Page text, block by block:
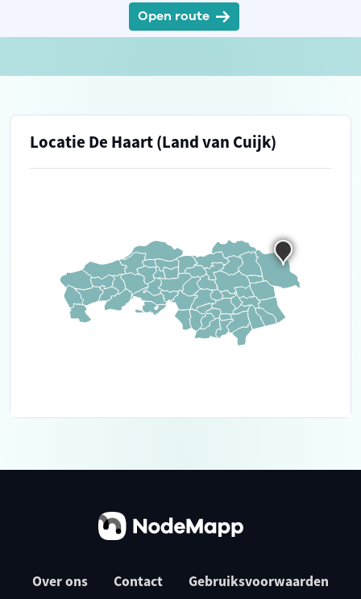
Open route
Locatie De Haart (Land van Cuijk)
Over ons Contact Gebruiksvoorwaarden